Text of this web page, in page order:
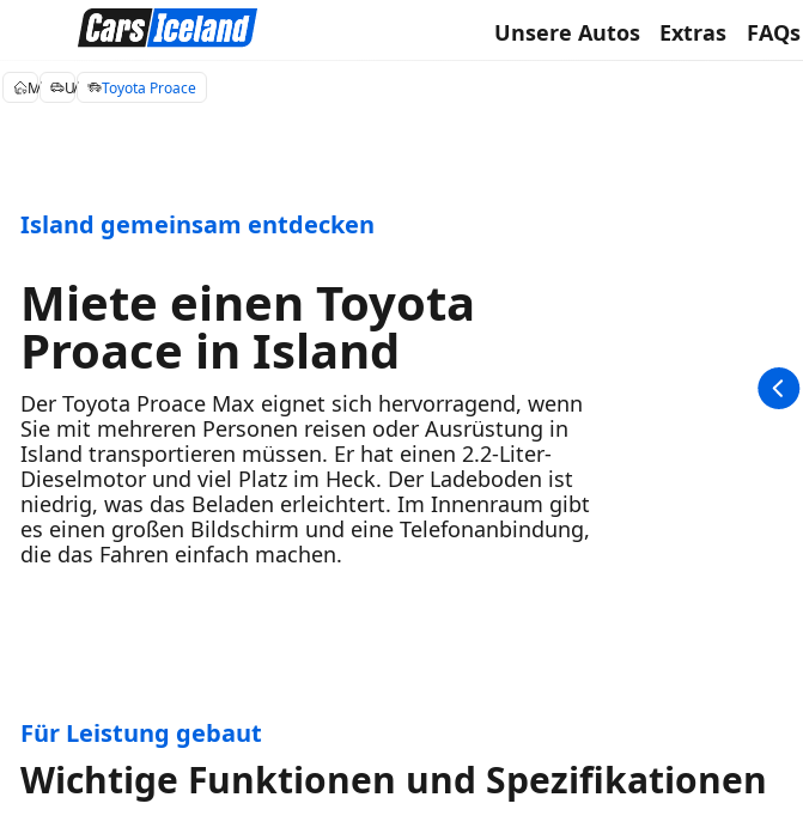
Unsere Autos Extras FAQs
Mietwagen Island
Unsere Autos
Toyota Proace
Island gemeinsam entdecken
Miete einen Toyota
Proace in Island
Der Toyota Proace Max eignet sich hervorragend, wenn
Sie mit mehreren Personen reisen oder Ausrüstung in
Island transportieren müssen. Er hat einen 2.2-Liter-
Dieselmotor und viel Platz im Heck. Der Ladeboden ist
niedrig, was das Beladen erleichtert. Im Innenraum gibt
es einen großen Bildschirm und eine Telefonanbindung,
die das Fahren einfach machen.
Für Leistung gebaut
Wichtige Funktionen und Spezifikationen